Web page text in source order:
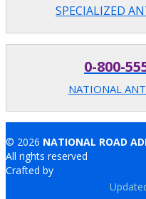
SPECIALIZED
0-800-
NATIONAL
© 2026 NATIONAL ROAD
All rights reserved
Crafted by